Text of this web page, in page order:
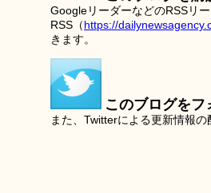
GoogleリーダーなどのRSSリ
RSS（https://
きます。
このブログをフ
また、Twitterによる更新情報